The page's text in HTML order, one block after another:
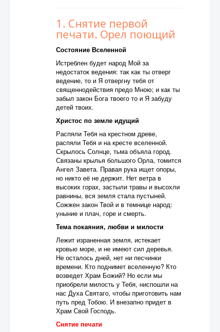
1. Снятие первой
печати. Орел поющий
Состояние Вселенной
Истреблен будет народ Мой за
недостаток ведения: так как ты отверг
ведение, то и Я отвергну тебя от
священнодействия предо Мною; и как ты
забыл закон Бога твоего то и Я забуду
детей твоих.
Христос по земле идущий
Распяли Тебя на крестном древе,
распяли Тебя и на кресте вселенной.
Скрылось Солнце, тьма объяла город.
Связаны крылья большого Орла, томится
Ангел Завета. Правая рука ищет опоры,
но никто её не держит. Нет ветра в
высоких горах, застыли травы и высохли
равнины, вся земля стала пустыней.
Сожжен закон Твой и в темнице народ:
уныние и плач, горе и смерть.
Тема покаяния, любви и милости
Лежит израненная земля, истекает
кровью море, и не имеют сил деревья.
Не осталось дней, нет ни песчинки
времени. Кто поднимет вселенную? Кто
возведет Храм Божий? Но если мы
приобрели милость у Тебя, ниспошли на
нас Духа Святаго, чтобы приготовить нам
путь пред Тобою. И внезапно придет в
Храм Свой Господь.
Снятие печати